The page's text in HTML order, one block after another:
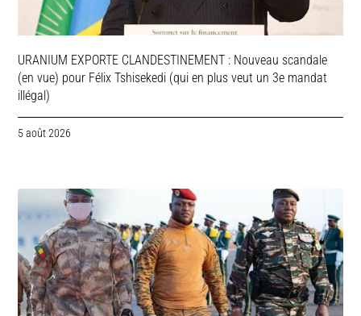
URANIUM EXPORTE CLANDESTINEMENT : Nouveau scandale
(en vue) pour Félix Tshisekedi (qui en plus veut un 3e mandat
illégal)
5 août 2026